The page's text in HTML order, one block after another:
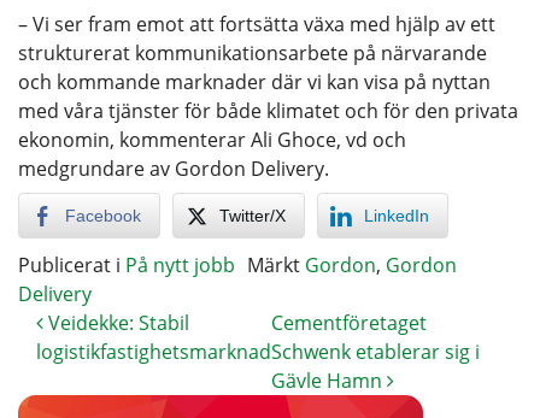
– Vi ser fram emot att fortsätta växa med hjälp av ett
strukturerat kommunikationsarbete på närvarande
och kommande marknader där vi kan visa på nyttan
med våra tjänster för både klimatet och för den privata
ekonomin, kommenterar Ali Ghoce, vd och
medgrundare av Gordon Delivery.
Facebook Twitter/X LinkedIn
Publicerat i På nytt jobb Märkt Gordon, Gordon
Delivery
Veidekke: Stabil
logistikfastighetsmarknad
Cementföretaget
Schwenk etablerar sig i
Gävle Hamn